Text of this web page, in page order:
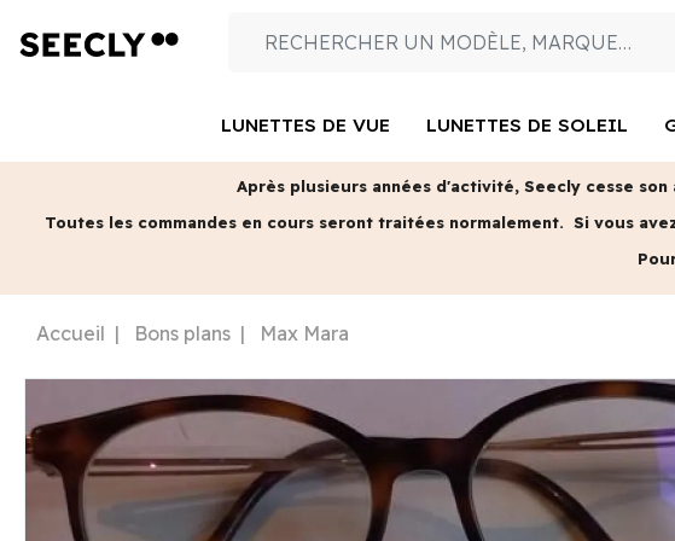
LUNETTES DE VUE LUNETTES DE SOLEIL
Après plusieurs années d'activité, Seecly cesse
Toutes les commandes en cours seront traitées normalement. Si vous
Accueil Bons plans Max Mara